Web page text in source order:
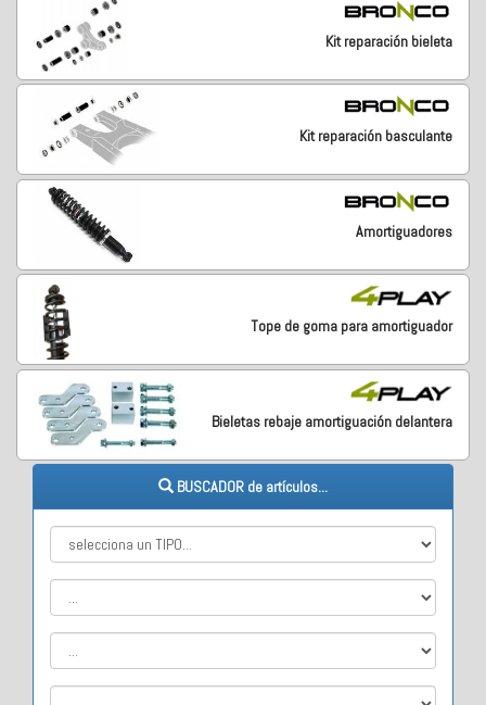
Kit reparación bieleta
Kit reparación basculante
Amortiguadores
Tope de goma para amortiguador
Bieletas rebaje amortiguación delantera
BUSCADOR de artículos...